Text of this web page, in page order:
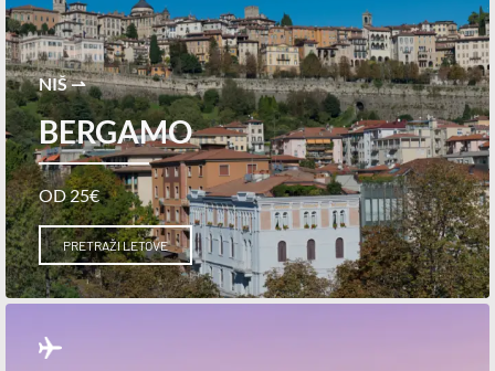
NIŠ ⇀
BERGAMO
OD 25€
PRETRAŽI LETOVE